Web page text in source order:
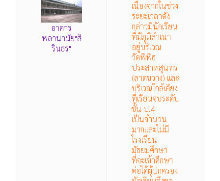
อาคาร
พลานามัย"สิ
รินธร"
เนื่องจากในช่วง
ระยะเวลาดัง
กล่าวมีนักเรียน
ที่มีภูมิลำเนา
อยู่บริเวณ
วัดพิพิธ
ประสาทสุนทร
(ลาดขวาง) และ
บริเวณใกล้เคียง
ที่เรียนจบระดับ
ชั้น ป.4
เป็นจำนวน
มากและไม่มี
โรงเรียน
มัธยมศึกษา
ที่จะเข้าศึกษา
ต่อได้ผู้ปกครอง